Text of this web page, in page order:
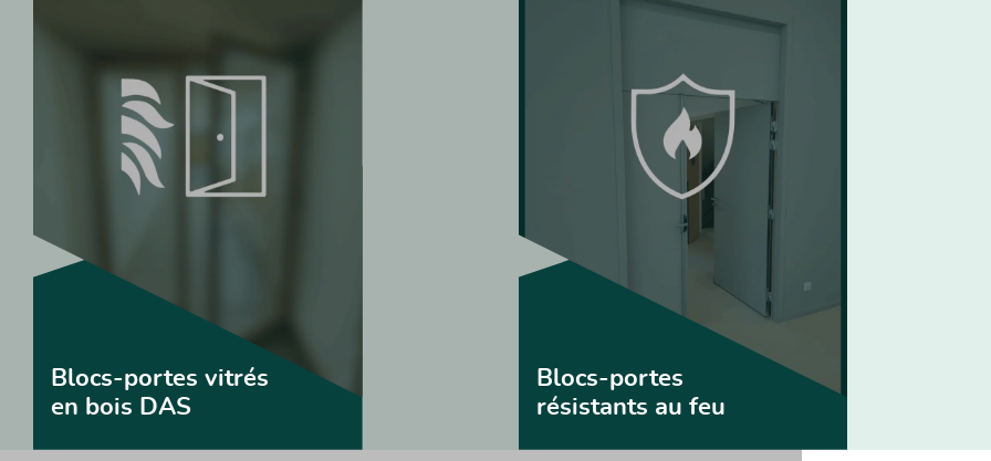
Blocs-portes vitrés
en bois DAS
Blocs-portes
résistants au feu